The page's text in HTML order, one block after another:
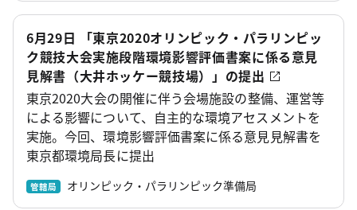
6月29日 「東京2020オリンピック・パラリンピッ
ク競技大会実施段階環境影響評価書案に係る意見
見解書（大井ホッケー競技場）」の提出
東京2020大会の開催に伴う会場施設の整備、運営等
による影響について、自主的な環境アセスメントを
実施。今回、環境影響評価書案に係る意見見解書を
東京都環境局長に提出
管轄局 オリンピック・パラリンピック準備局